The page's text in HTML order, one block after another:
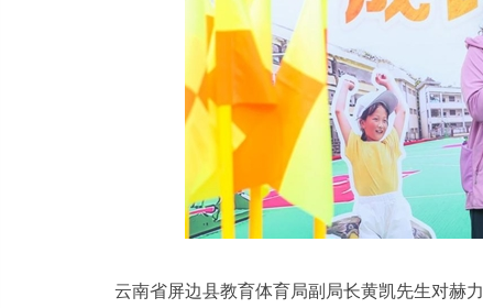
云南省屏边县教育体育局副局长黄凯先生对赫